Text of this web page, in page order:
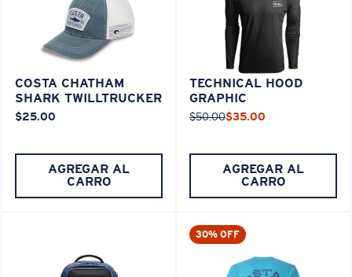
COSTA CHATHAM
SHARK TWILLTRUCKER
$25.00
AGREGAR AL
CARRO
TECHNICAL HOOD
GRAPHIC
$50.00$35.00
AGREGAR AL
CARRO
30% OFF